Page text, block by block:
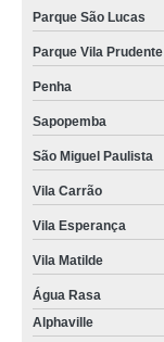
Parque São Lucas
Parque Vila Prudente
Penha
Sapopemba
São Miguel Paulista
Vila Carrão
Vila Esperança
Vila Matilde
Água Rasa
Alphaville